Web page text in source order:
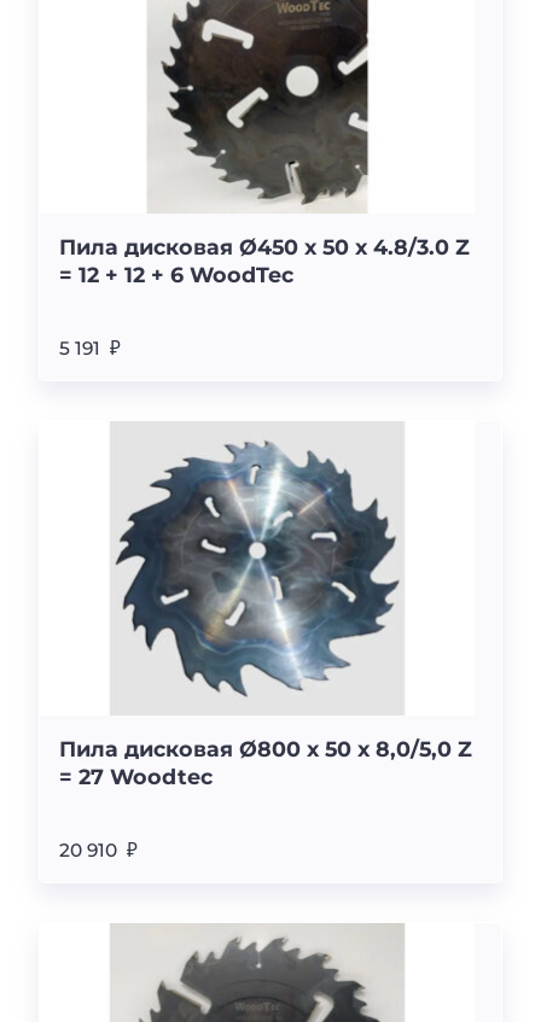
Пила дисковая Ø450 х 50 х 4.8/3.0 Z
= 12 + 12 + 6 WoodTec
5 191 ₽
Пила дисковая Ø800 x 50 x 8,0/5,0 Z
= 27 Woodtec
20 910 ₽